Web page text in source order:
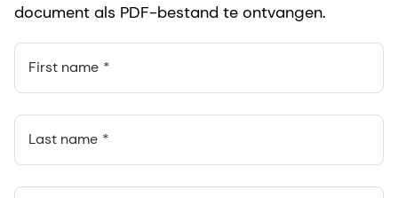
document als PDF-bestand te ontvangen.
First name
Last name